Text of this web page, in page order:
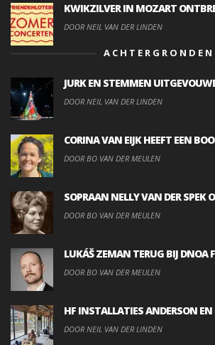
KWIKZILVER IN MOZART
DOOR NEIL VAN DER LINDEN
ACHTERGRONDEN
JURK EN STEMMEN
DOOR NEIL VAN DER LINDEN
CORINA VAN EIJK HEEFT EEN
DOOR BO VAN DER MEULEN
SOPRAAN NELLY VAN DER SPEK
DOOR BO VAN DER MEULEN
LUKÁŠ ZEMAN TERUG BIJ DNOA
DOOR BO VAN DER MEULEN
HF INSTALLATIES ANDERSON
DOOR NEIL VAN DER LINDEN